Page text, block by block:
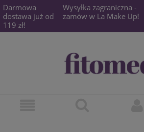
Darmowa
dostawa już od
119 zł!
Wysyłka zagraniczna -
zamów w La Make Up!